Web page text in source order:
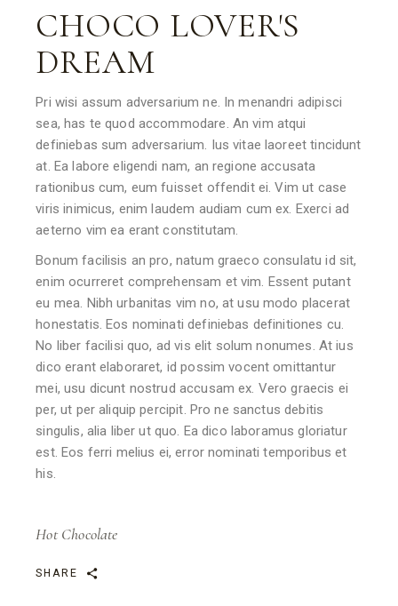
CHOCO LOVER'S
DREAM
Pri wisi assum adversarium ne. In menandri adipisci
sea, has te quod accommodare. An vim atqui
definiebas sum adversarium. Ius vitae laoreet tincidunt
at. Ea labore eligendi nam, an regione accusata
rationibus cum, eum fuisset offendit ei. Vim ut case
viris inimicus, enim laudem audiam cum ex. Exerci ad
aeterno vim ea erant constitutam.
Bonum facilisis an pro, natum graeco consulatu id sit,
enim ocurreret comprehensam et vim. Essent putant
eu mea. Nibh urbanitas vim no, at usu modo placerat
honestatis. Eos nominati definiebas definitiones cu.
No liber facilisi quo, ad vis elit solum nonumes. At ius
dico erant elaboraret, id possim vocent omittantur
mei, usu dicunt nostrud accusam ex. Vero graecis ei
per, ut per aliquip percipit. Pro ne sanctus debitis
singulis, alia liber ut quo. Ea dico laboramus gloriatur
est. Eos ferri melius ei, error nominati temporibus et
his.
Hot Chocolate
SHARE